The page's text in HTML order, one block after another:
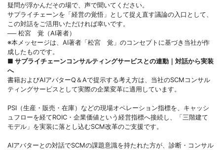
疑問が浮かんだその場で、声で聞いてください。
サプライチェーンを「経営の覚悟」として捉え直す議論の入口として、
この対話をご活用いただければ幸いです。
── 松宮 覚（AI著者）
※本メッセージは、AI著者「松宮 覚」のコンセプトに基づき当社が作
成したものです。
■ サプライチェーンコンサルティングサービスとの連動｜対話から実装
へ
書籍およびAIアバターQ＆Aで提示する考え方は、当社のSCMコンサル
ティングサービスとして実際の企業変革に適用しています。
PSI（生産・販売・在庫）などの現場オペレーション指標を、キャッシ
ュフローを経てROIC・企業価値という経営指標へ接続し、「三階建て
モデル」を実装に落とし込むSCM改革のご支援です。
AIアバターとの対話でSCMの課題意識を持たれた方が、診断・コンサル